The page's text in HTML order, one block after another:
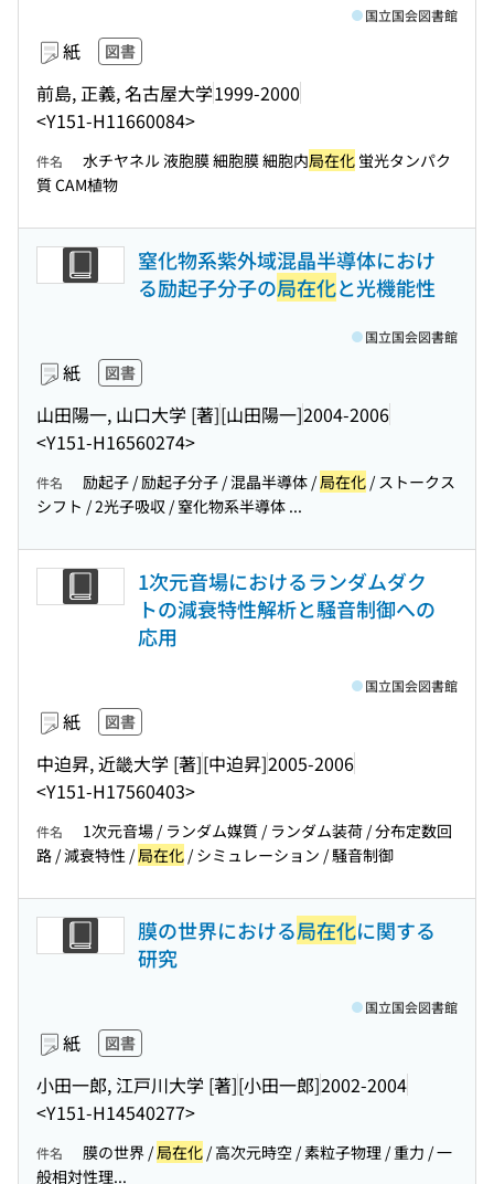
紙 図書
前島, 正義, 名古屋大学1999-2000
<Y151-H11660084>
国立国会図書館
件名 水チヤネル 液胞膜 細胞膜 細胞内局在化 蛍光タンパク
質 CAM植物
窒化物系紫外域混晶半導体におけ
る励起子分子の局在化と光機能性
紙 図書
山田陽一, 山口大学 [著][山田陽一]2004-2006
<Y151-H16560274>
国立国会図書館
件名 励起子 / 励起子分子 / 混晶半導体 /局在化 / ストークス
シフト / 2光子吸収 / 窒化物系半導体 ...
1次元音場におけるランダムダク
トの減衰特性解析と騒音制御への
応用
紙 図書
中迫昇, 近畿大学 [著][中迫昇]2005-2006
<Y151-H17560403>
国立国会図書館
件名
1次元音場 / ランダム媒質 / ランダム装荷 / 分布定数回
路 / 減衰特性 /局在化 / シミュレーション / 騒音制御
膜の世界における局在化に関する
研究
紙 図書
小田一郎, 江戸川大学 [著][小田一郎]2002-2004
<Y151-H14540277>
国立国会図書館
件名 膜の世界 /局在化 / 高次元時空 / 素粒子物理 / 重力 / 一
般相対性理...